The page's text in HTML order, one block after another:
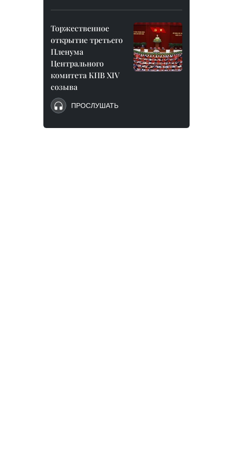
Торжественное
открытие третьего
Пленума
Центрального
комитета КПВ XIV
созыва
ПРОСЛУШАТЬ